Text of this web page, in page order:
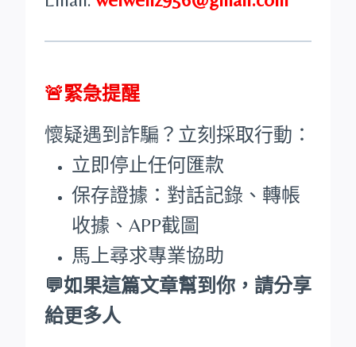
🚨緊急提醒
懷疑遇到詐騙？立刻採取行動：
立即停止任何匯款
保存證據：對話記錄、轉帳
收據、APP截圖
馬上尋求專業協助
💬如果這篇文章幫到你，請分享
給更多人